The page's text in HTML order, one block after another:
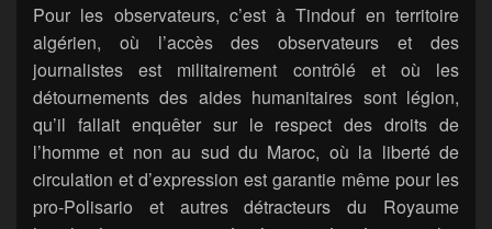
Pour les observateurs, c’est à Tindouf en territoire
algérien, où l’accès des observateurs et des
journalistes est militairement contrôlé et où les
détournements des aides humanitaires sont légion,
qu’il fallait enquêter sur le respect des droits de
l’homme et non au sud du Maroc, où la liberté de
circulation et d’expression est garantie même pour les
pro-Polisario et autres détracteurs du Royaume